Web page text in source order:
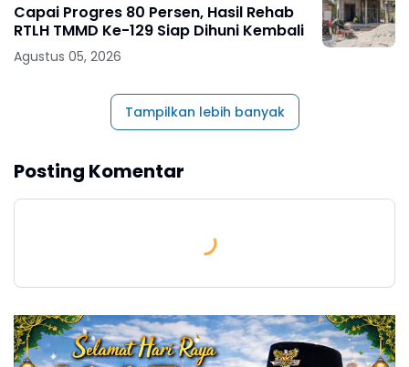
Capai Progres 80 Persen, Hasil Rehab
RTLH TMMD Ke-129 Siap Dihuni Kembali
Agustus 05, 2026
Tampilkan lebih banyak
Posting Komentar